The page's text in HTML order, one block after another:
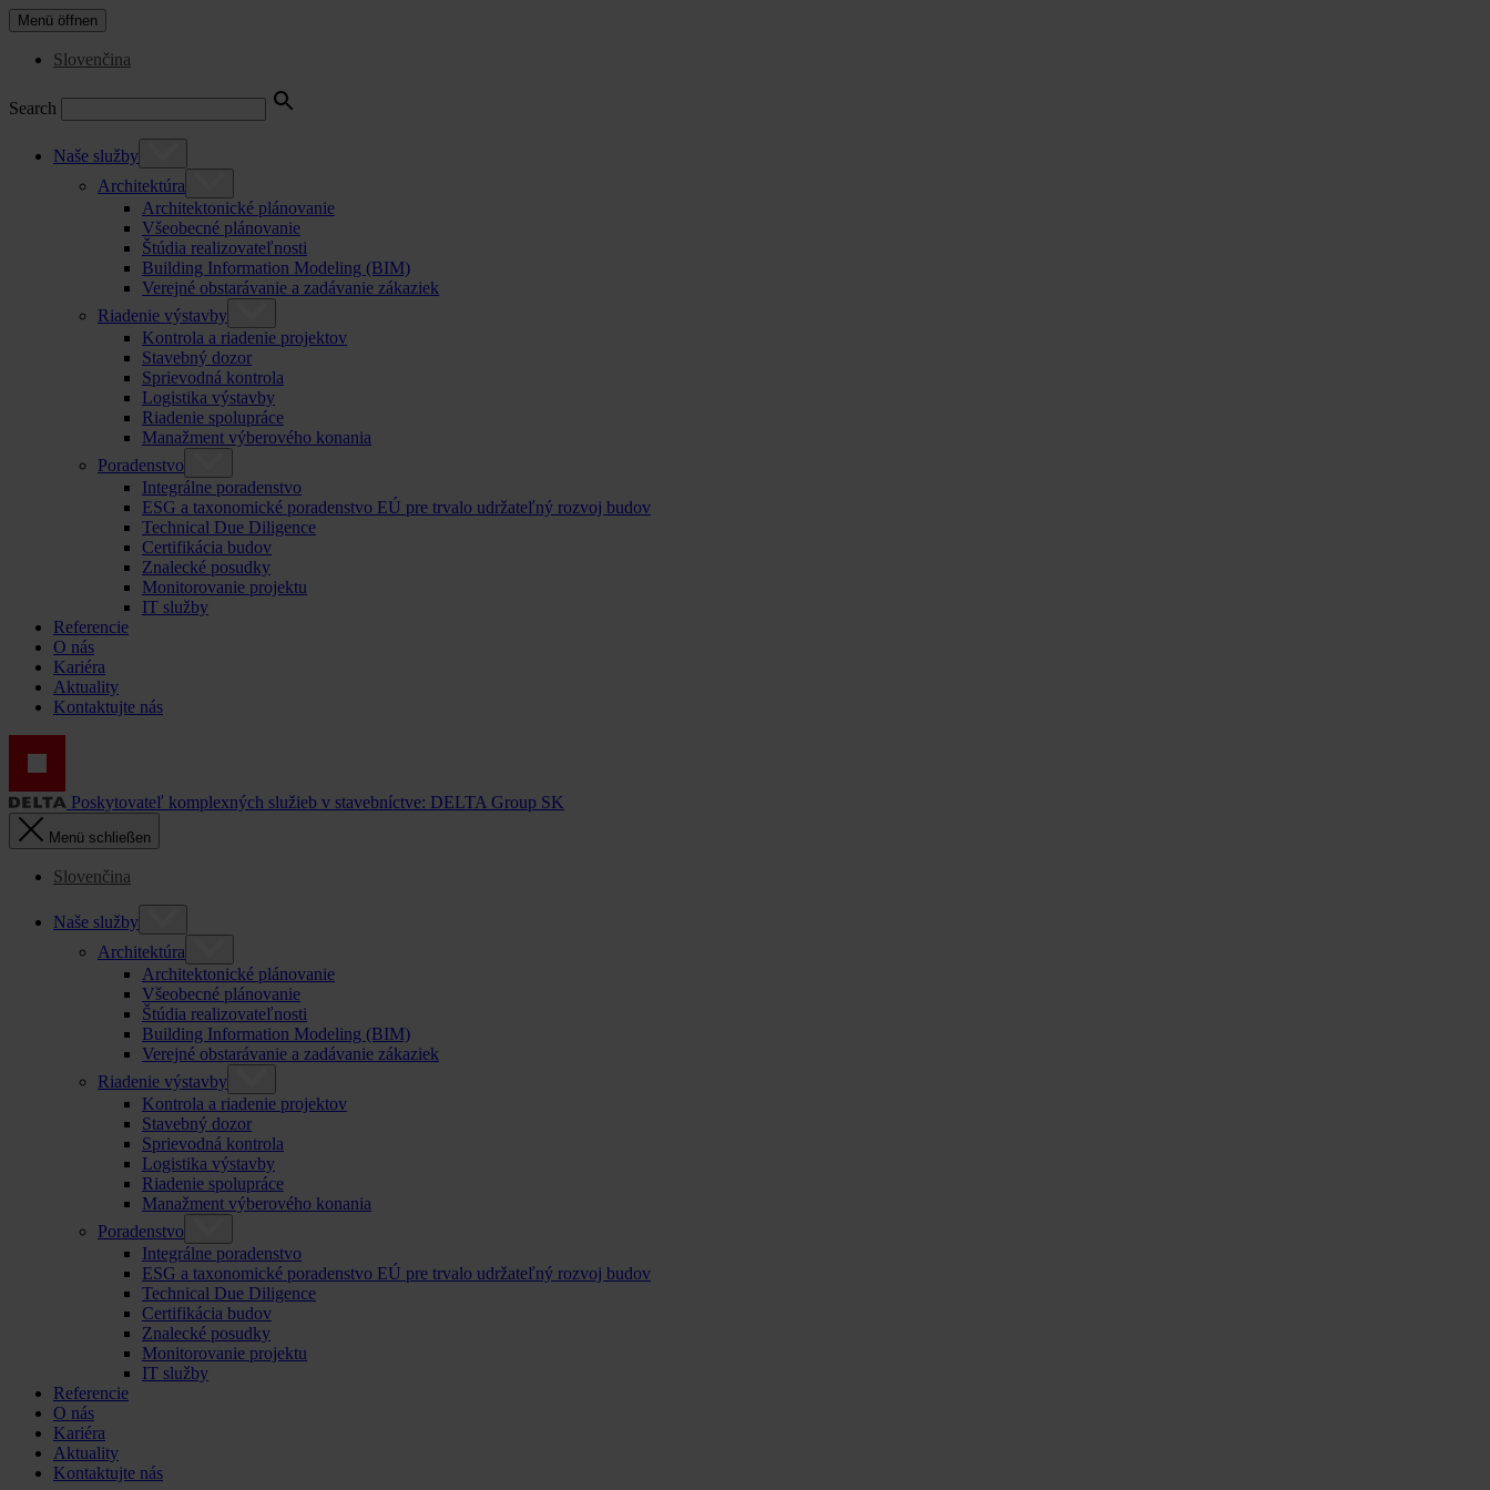
Menü öffnen
Slovenčina
Search
Naše služby
Architektúra
Architektonické plánovanie
Všeobecné plánovanie
Štúdia realizovateľnosti
Building Information Modeling (BIM)
Verejné obstarávanie a zadávanie zákaziek
Riadenie výstavby
Kontrola a riadenie projektov
Stavebný dozor
Sprievodná kontrola
Logistika výstavby
Riadenie spolupráce
Manažment výberového konania
Poradenstvo
Integrálne poradenstvo
ESG a taxonomické poradenstvo EÚ pre trvalo udržateľný rozvoj budov
Technical Due Diligence
Certifikácia budov
Znalecké posudky
Monitorovanie projektu
IT služby
Referencie
O nás
Kariéra
Aktuality
Kontaktujte nás
Poskytovateľ komplexných služieb v stavebníctve: DELTA Group SK
Menü schließen
Slovenčina
Naše služby
Architektúra
Architektonické plánovanie
Všeobecné plánovanie
Štúdia realizovateľnosti
Building Information Modeling (BIM)
Verejné obstarávanie a zadávanie zákaziek
Riadenie výstavby
Kontrola a riadenie projektov
Stavebný dozor
Sprievodná kontrola
Logistika výstavby
Riadenie spolupráce
Manažment výberového konania
Poradenstvo
Integrálne poradenstvo
ESG a taxonomické poradenstvo EÚ pre trvalo udržateľný rozvoj budov
Technical Due Diligence
Certifikácia budov
Znalecké posudky
Monitorovanie projektu
IT služby
Referencie
O nás
Kariéra
Aktuality
Kontaktujte nás